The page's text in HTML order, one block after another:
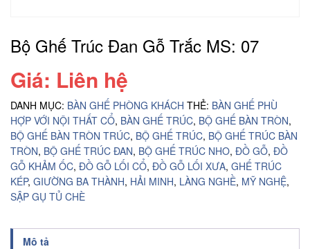
Bộ Ghế Trúc Đan Gỗ Trắc MS: 07
Giá: Liên hệ
DANH MỤC: BÀN GHẾ PHÒNG KHÁCH THẺ: BÀN GHẾ PHÙ
HỢP VỚI NỘI THẤT CỔ, BÀN GHẾ TRÚC, BỘ GHẾ BÀN TRÒN,
BỘ GHẾ BÀN TRÒN TRÚC, BỘ GHẾ TRÚC, BỘ GHẾ TRÚC BÀN
TRÒN, BỘ GHẾ TRÚC ĐAN, BỘ GHẾ TRÚC NHO, ĐỒ GỖ, ĐỒ
GỖ KHẢM ỐC, ĐỒ GỖ LỐI CỔ, ĐỒ GỖ LỐI XƯA, GHẾ TRÚC
KÉP, GIƯỜNG BA THÀNH, HẢI MINH, LÀNG NGHỀ, MỸ NGHỆ,
SẬP GỤ TỦ CHÈ
Mô tả